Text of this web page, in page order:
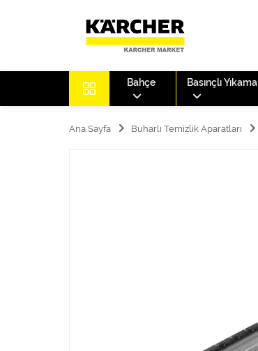
Bahçe Basınçlı Yıkama
Ana Sayfa Buharlı Temizlik Aparatları